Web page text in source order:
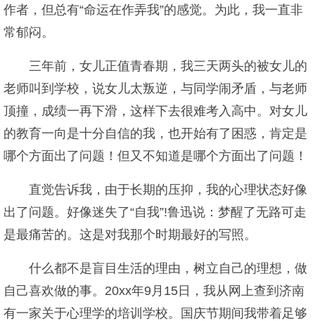
作者，但总有“命运在作弄我”的感觉。为此，我一直非
常郁闷。
三年前，女儿正值青春期，我三天两头的被女儿的
老师叫到学校，说女儿太叛逆，与同学闹矛盾，与老师
顶撞，成绩一再下滑，这样下去很难考入高中。对女儿
的教育一向是十分自信的我，也开始有了困惑，肯定是
哪个方面出了问题！但又不知道是哪个方面出了问题！
直觉告诉我，由于长期的压抑，我的心理状态好像
出了问题。好像迷失了“自我”!鲁迅说：梦醒了无路可走
是最痛苦的。这是对我那个时期最好的写照。
什么都不是盲目生活的理由，树立自己的理想，做
自己喜欢做的事。20xx年9月15日，我从网上查到济南
有一家关于心理学的培训学校。国庆节期间我带着足够